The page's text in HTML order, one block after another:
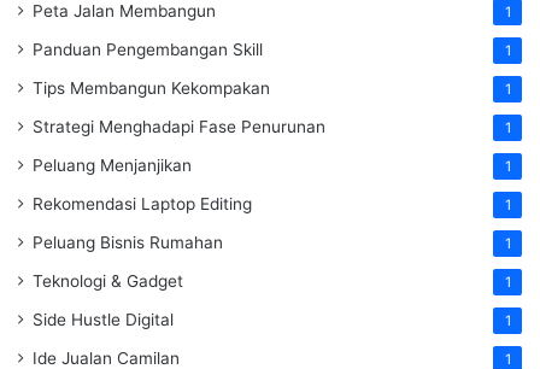
Peta Jalan Membangun 1
Panduan Pengembangan Skill 1
Tips Membangun Kekompakan 1
Strategi Menghadapi Fase Penurunan 1
Peluang Menjanjikan 1
Rekomendasi Laptop Editing 1
Peluang Bisnis Rumahan 1
Teknologi & Gadget 1
Side Hustle Digital 1
Ide Jualan Camilan 1